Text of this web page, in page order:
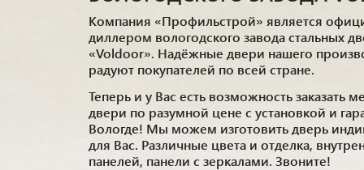
Компания «Профильстрой» является
диллером вологодского завода стальных
«Voldoor». Надёжные двери нашего
радуют покупателей по всей стране.
Теперь и у Вас есть возможность заказать
двери по разумной цене с установкой и
Вологде! Мы можем изготовить дверь
для Вас. Различные цвета и отделка,
панелей, панели с зеркалами. Звоните!